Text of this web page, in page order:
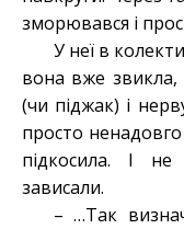
зморювався і
У неї в
вона вже звикла,
(чи піджак) і
просто
підкосила. І
зависали.
– …Так